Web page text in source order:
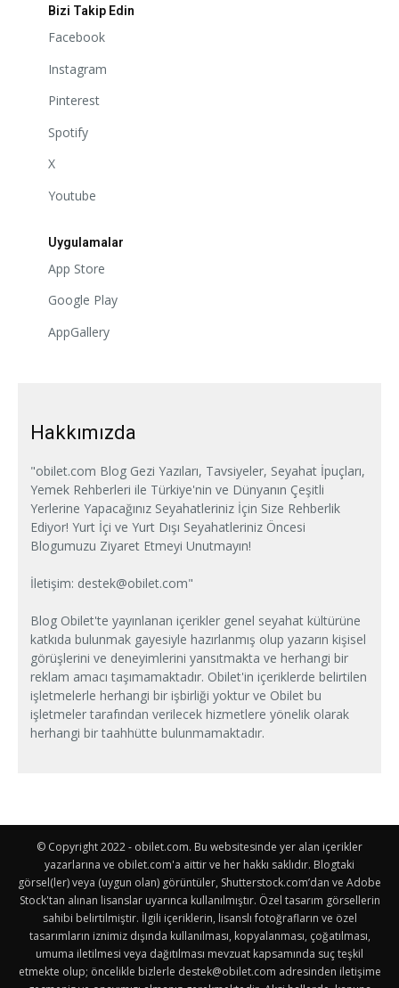
Bizi Takip Edin
Facebook
Instagram
Pinterest
Spotify
X
Youtube
Uygulamalar
App Store
Google Play
AppGallery
Hakkımızda
"obilet.com Blog Gezi Yazıları, Tavsiyeler, Seyahat İpuçları,
Yemek Rehberleri ile Türkiye'nin ve Dünyanın Çeşitli
Yerlerine Yapacağınız Seyahatleriniz İçin Size Rehberlik
Ediyor! Yurt İçi ve Yurt Dışı Seyahatleriniz Öncesi
Blogumuzu Ziyaret Etmeyi Unutmayın!
İletişim: destek@obilet.com"
Blog Obilet'te yayınlanan içerikler genel seyahat kültürüne
katkıda bulunmak gayesiyle hazırlanmış olup yazarın kişisel
görüşlerini ve deneyimlerini yansıtmakta ve herhangi bir
reklam amacı taşımamaktadır. Obilet'in içeriklerde belirtilen
işletmelerle herhangi bir işbirliği yoktur ve Obilet bu
işletmeler tarafından verilecek hizmetlere yönelik olarak
herhangi bir taahhütte bulunmamaktadır.
© Copyright 2022 - obilet.com. Bu websitesinde yer alan içerikler
yazarlarına ve obilet.com'a aittir ve her hakkı saklıdır. Blogtaki
görsel(ler) veya (uygun olan) görüntüler, Shutterstock.com’dan ve Adobe
Stock'tan alınan lisanslar uyarınca kullanılmıştır. Özel tasarım görsellerin
sahibi belirtilmiştir. İlgili içeriklerin, lisanslı fotoğrafların ve özel
tasarımların iznimiz dışında kullanılması, kopyalanması, çoğatılması,
umuma iletilmesi veya dağıtılması mevzuat kapsamında suç teşkil
etmekte olup; öncelikle bizlerle destek@obilet.com adresinden iletişime